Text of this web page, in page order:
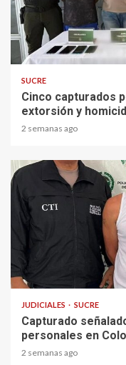
2 min read
SUCRE
Cinco capturados
extorsión y
2 semanas ago
1 min read
JUDICIALES SUCRE
Capturado
personales en
2 semanas ago